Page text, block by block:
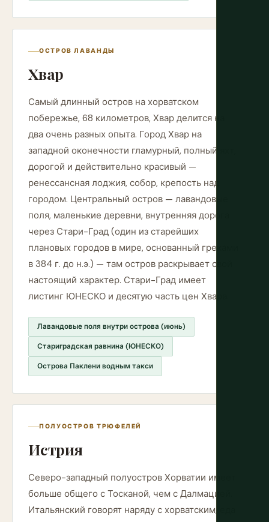
ОСТРОВ ЛАВАНДЫ
Хвар
Самый длинный остров на хорватском
побережье, 68 километров, Хвар делится на
два очень разных опыта. Город Хвар на
западной оконечности гламурный, полный яхт,
дорогой и действительно красивый —
ренессансная лоджия, собор, крепость над
городом. Центральный остров — лавандовые
поля, маленькие деревни, внутренняя дорога
через Стари-Град (один из старейших
плановых городов в мире, основанный греками
в 384 г. до н.э.) — там остров раскрывает свой
настоящий характер. Стари-Град имеет
листинг ЮНЕСКО и десятую часть цен Хвара.
Лавандовые поля внутри острова (июнь)
Стариградская равнина (ЮНЕСКО)
Острова Паклени водным такси
ПОЛУОСТРОВ ТРЮФЕЛЕЙ
Истрия
Северо-западный полуостров Хорватии имеет
больше общего с Тосканой, чем с Далмацией.
Итальянский говорят наряду с хорватским, еда